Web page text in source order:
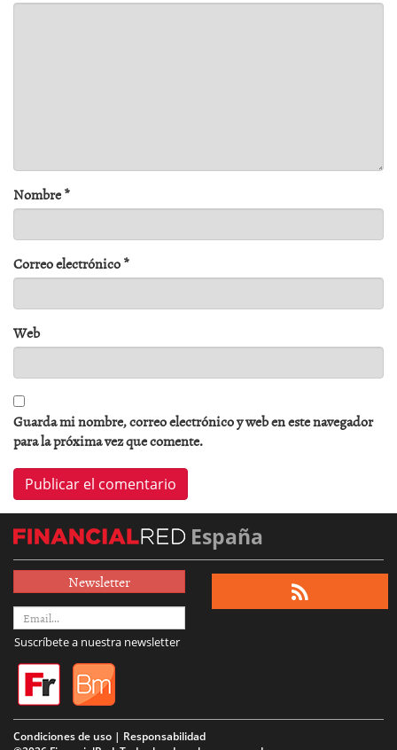
Nombre*
Correo electrónico*
Web
Guarda mi nombre, correo electrónico y web en este navegador
para la próxima vez que comente.
España
Newsletter
Suscríbete a nuestra newsletter
Condiciones de uso | Responsabilidad